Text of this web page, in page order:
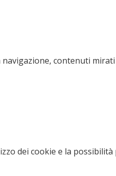
contenuti
dei cookie e la possibilità